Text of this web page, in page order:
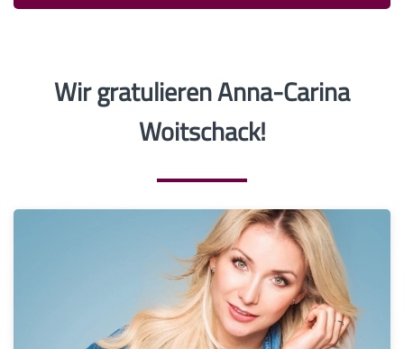
Wir gratulieren Anna-Carina
Woitschack!